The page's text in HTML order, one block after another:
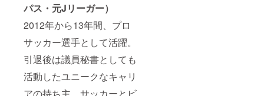
パス・元Jリーガー）
2012年から13年間、プロ
サッカー選手として活躍。
引退後は議員秘書としても
活動したユニークなキャリ
アの持ち主。サッカーとビ